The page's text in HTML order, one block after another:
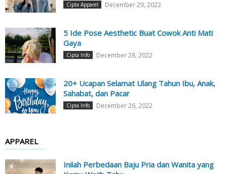
Cipta Apparel December 29, 2022
5 Ide Pose Aesthetic Buat Cowok Anti Mati
Gaya
Cipta Info December 28, 2022
20+ Ucapan Selamat Ulang Tahun Ibu, Anak,
Sahabat, dan Pacar
Cipta Info December 26, 2022
APPAREL
Inilah Perbedaan Baju Pria dan Wanita yang